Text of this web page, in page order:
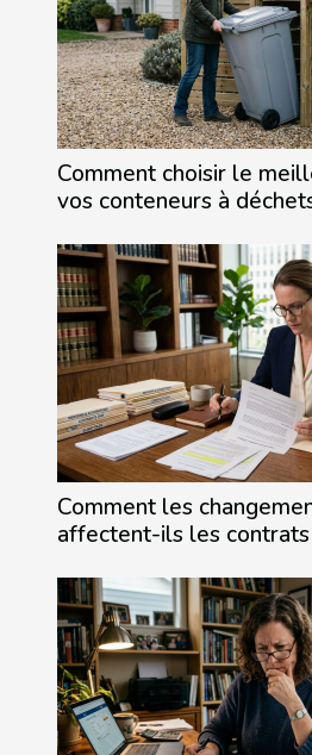
Comment choisir le
vos conteneurs à
Comment les
affectent-ils les contrats